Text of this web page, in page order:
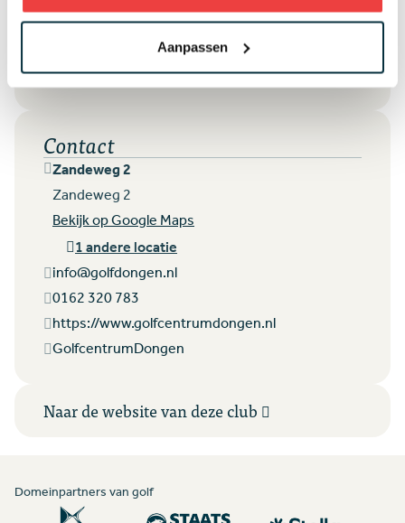
Aanpassen
Golf
IJSBRAND VAN DEN BERG OP 15-04-2025
Lees verder
Contact
Zandeweg 2
Zandeweg 2
Bekijk op Google Maps
1 andere locatie
info@golfdongen.nl
0162 320 783
https://www.golfcentrumdongen.nl
GolfcentrumDongen
Naar de website van deze club
Domeinpartners van golf